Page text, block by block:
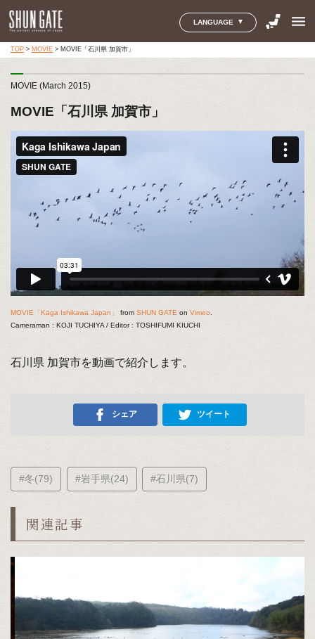
LANGUAGE menu
TOP> MOVIE> MOVIE「石川県 加賀市」
MOVIE (March 2015)
MOVIE「石川県 加賀市」
MOVIE「Kaga Ishikawa Japan」 from SHUN GATEon Vimeo.
Cameraman : KOJI TUCHIYA / Editor : TOSHIFUMI KIUCHI
石川県 加賀市を動画で紹介します。
シェア ツイート
#冬(79) #岩手県(24) #石川県(7)
関連記事